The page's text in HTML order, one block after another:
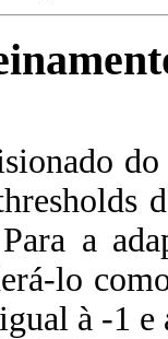
a
lo
à -1